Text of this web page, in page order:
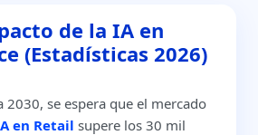
de la IA en
(Estadísticas 2026)
2030, se espera que el mercado
en Retail supere los 30 mil